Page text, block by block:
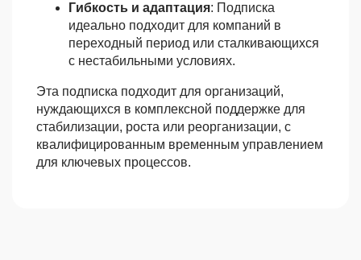
Гибкость и адаптация: Подписка
идеально подходит для компаний в
переходный период или сталкивающихся
с нестабильными условиях.
Эта подписка подходит для организаций,
нуждающихся в комплексной поддержке для
стабилизации, роста или реорганизации, с
квалифицированным временным управлением
для ключевых процессов.